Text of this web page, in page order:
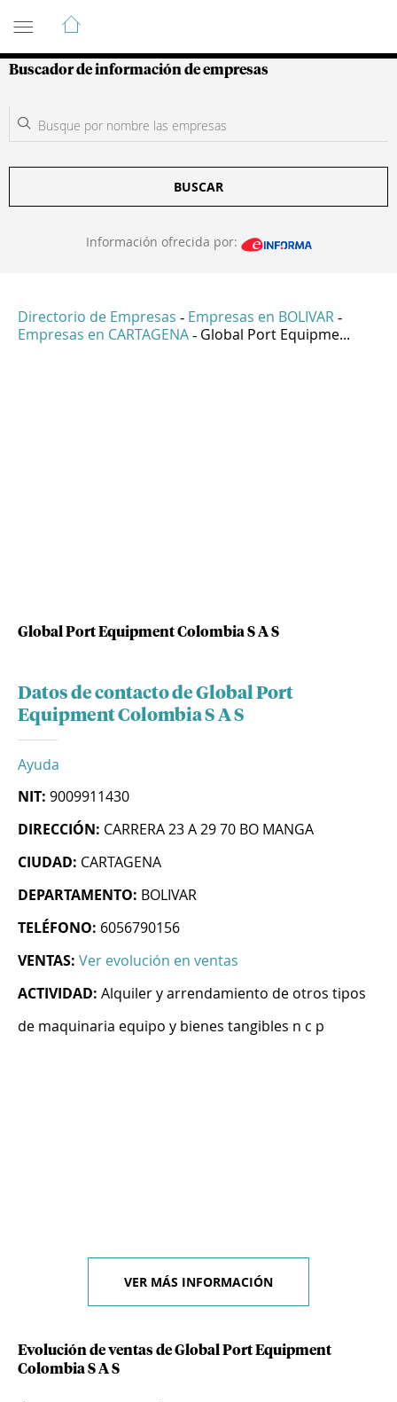
Guía de Empresas Colombianas
Buscador de información de empresas
BUSCAR
Información ofrecida por:
Directorio de Empresas - Empresas en BOLIVAR -
Empresas en CARTAGENA - Global Port Equipme...
Global Port Equipment Colombia S A S
Datos de contacto de Global Port
Equipment Colombia S A S
Ayuda
NIT: 9009911430
DIRECCIÓN: CARRERA 23 A 29 70 BO MANGA
CIUDAD: CARTAGENA
DEPARTAMENTO: BOLIVAR
TELÉFONO: 6056790156
VENTAS: Ver evolución en ventas
ACTIVIDAD: Alquiler y arrendamiento de otros tipos
de maquinaria equipo y bienes tangibles n c p
VER MÁS INFORMACIÓN
Evolución de ventas de Global Port Equipment
Colombia S A S